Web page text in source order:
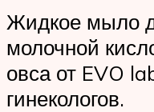
Жидкое мыло
молочной
овса от EVO
гинекологов.